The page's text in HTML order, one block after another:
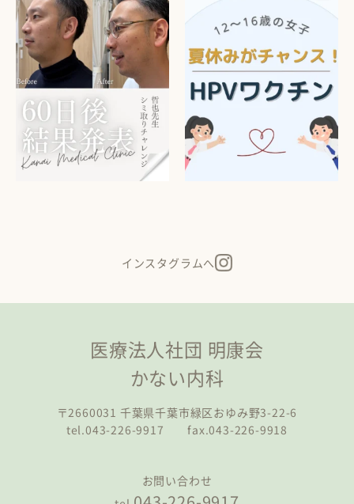
インスタグラムへ
医療法人社団 明康会
かない内科
〒2660031 千葉県千葉市緑区おゆみ野3-22-6
tel.043-226-9917 fax.043-226-9918
お問い合わせ